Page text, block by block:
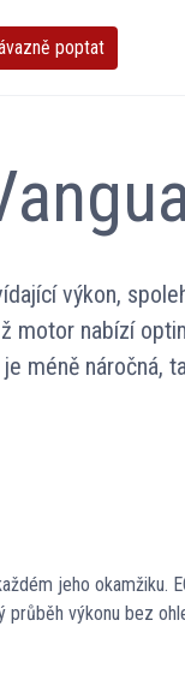
poptat
výkon,
motor nabízí
méně náročná,
jeho okamžiku.
výkonu bez